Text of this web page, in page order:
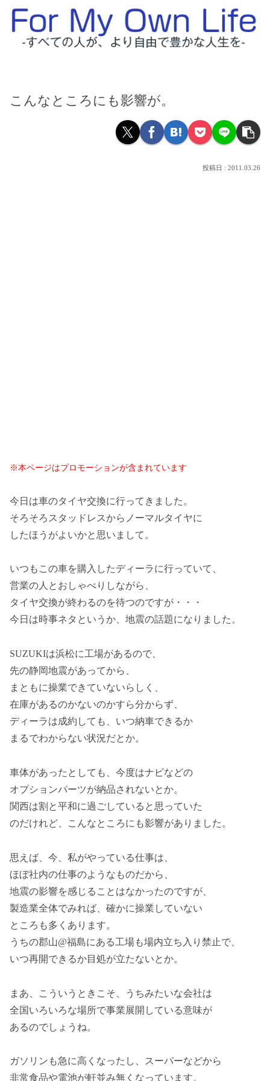
こんなところにも影響が。
2011.03.26
※本ページはプロモーションが含まれています
今日は車のタイヤ交換に行ってきました。
そろそろスタッドレスからノーマルタイヤに
したほうがよいかと思いまして。
いつもこの車を購入したディーラに行っていて、
営業の人とおしゃべりしながら、
タイヤ交換が終わるのを待つのですが・・・
今日は時事ネタというか、地震の話題になりました。
SUZUKIは浜松に工場があるので、
先の静岡地震があってから、
まともに操業できていないらしく、
在庫があるのかないのかすら分からず、
ディーラは成約しても、いつ納車できるか
まるでわからない状況だとか。
車体があったとしても、今度はナビなどの
オプションパーツが納品されないとか。
関西は割と平和に過ごしていると思っていた
のだけれど、こんなところにも影響がありました。
思えば、今、私がやっている仕事は、
ほぼ社内の仕事のようなものだから、
地震の影響を感じることはなかったのですが、
製造業全体でみれば、確かに操業していない
ところも多くあります。
うちの郡山@福島にある工場も場内立ち入り禁止で、
いつ再開できるか目処が立たないとか。
まあ、こういうときこそ、うちみたいな会社は
全国いろいろな場所で事業展開している意味が
あるのでしょうね。
ガソリンも急に高くなったし、スーパーなどから
非常食品や電池が軒並み無くなっています。